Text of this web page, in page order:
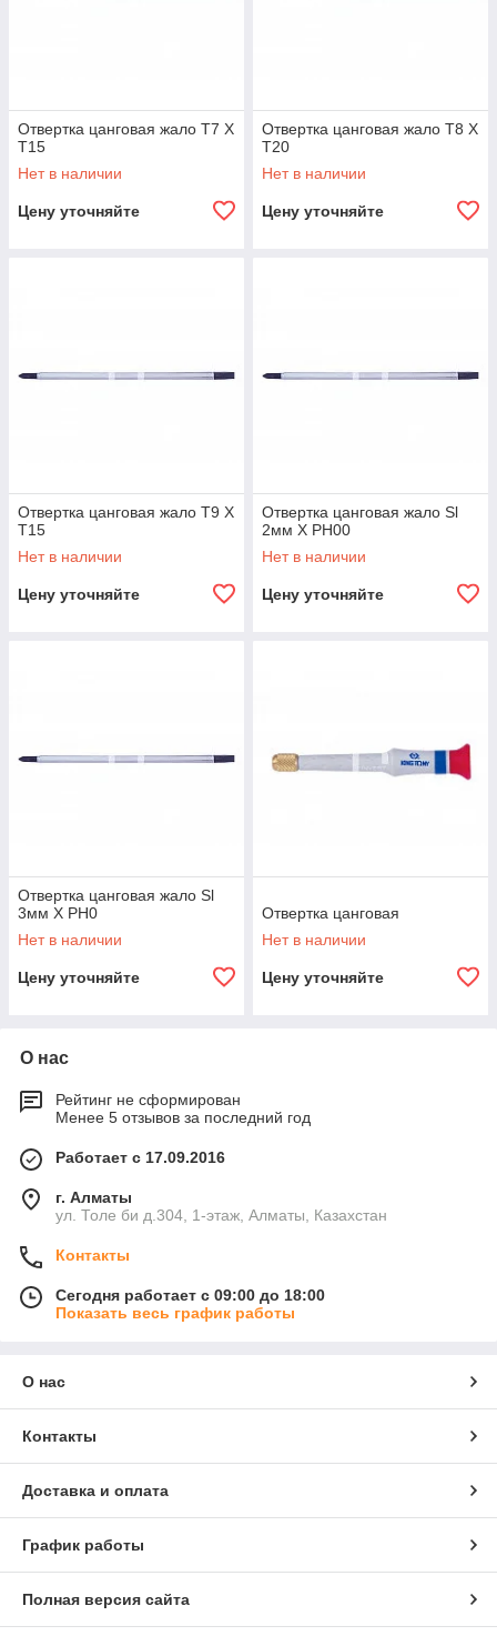
Отвертка цанговая жало Т7 Х
Т15
Нет в наличии
Цену уточняйте
Отвертка цанговая жало Т8 Х
Т20
Нет в наличии
Цену уточняйте
Отвертка цанговая жало Т9 Х
Т15
Нет в наличии
Цену уточняйте
Отвертка цанговая жало Sl
2мм Х PH00
Нет в наличии
Цену уточняйте
Отвертка цанговая жало Sl
3мм Х PH0
Нет в наличии
Цену уточняйте
Отвертка цанговая
Нет в наличии
Цену уточняйте
О нас
Рейтинг не сформирован
Менее 5 отзывов за последний год
Работает с 17.09.2016
г. Алматы
ул. Толе би д.304, 1-этаж, Алматы, Казахстан
Контакты
Сегодня работает с 09:00 до 18:00
Показать весь график работы
О нас
Контакты
Доставка и оплата
График работы
Полная версия сайта